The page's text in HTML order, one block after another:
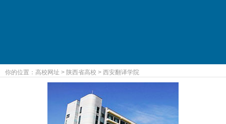
你的位置： 高校网址 > 陕西省高校 > 西安翻译学院